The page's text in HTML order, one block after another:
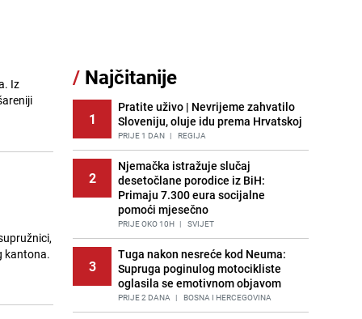
Iz
kantona.
/ Najčitanije
1
Pratite uživo | Nevrijeme zahvatilo
Sloveniju, oluje idu prema Hrvatskoj
PRIJE 1 DAN | REGIJA
2
Njemačka istražuje slučaj
desetočlane porodice iz BiH:
Primaju 7.300 eura socijalne
pomoći mjesečno
PRIJE OKO 10H | SVIJET
3
Tuga nakon nesreće kod Neuma:
Supruga poginulog motocikliste
oglasila se emotivnom objavom
PRIJE 2 DANA | BOSNA I HERCEGOVINA